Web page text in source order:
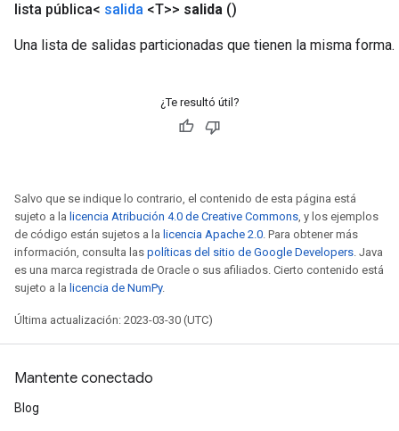
lista pública< salida <T>> salida ()
Una lista de salidas particionadas que tienen la misma forma.
¿Te resultó útil?
Salvo que se indique lo contrario, el contenido de esta página está
sujeto a la licencia Atribución 4.0 de Creative Commons, y los ejemplos
de código están sujetos a la licencia Apache 2.0. Para obtener más
información, consulta las políticas del sitio de Google Developers. Java
es una marca registrada de Oracle o sus afiliados. Cierto contenido está
sujeto a la licencia de NumPy.
Última actualización: 2023-03-30 (UTC)
Mantente conectado
Blog